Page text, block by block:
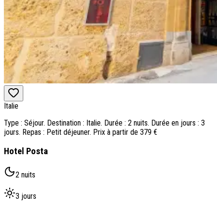
Italie
Type : Séjour. Destination : Italie. Durée : 2 nuits. Durée en jours : 3
jours. Repas : Petit déjeuner. Prix à partir de 379 €
Hotel Posta
2 nuits
3 jours